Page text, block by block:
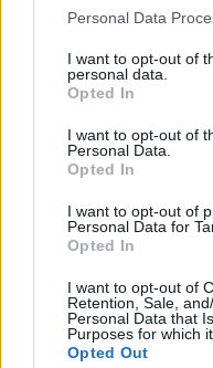
Personal Data
I want to opt-out of
personal data.
Opted In
I want to opt-out of
Personal Data.
Opted In
I want to opt-out of
Personal Data for
Opted In
I want to opt-out of
Retention, Sale,
Personal Data that
Purposes for which
Opted Out
Vous trouverez